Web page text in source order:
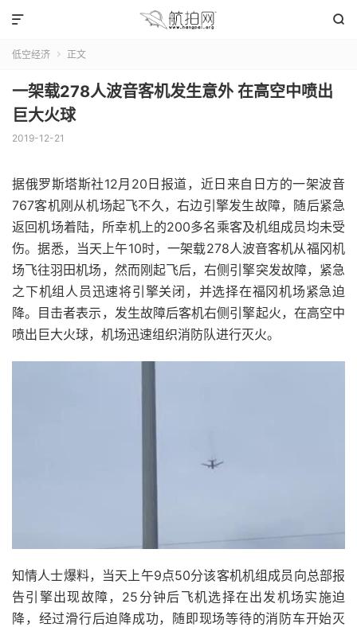


低空经济  正文
一架载278人波音客机发生意外 在高空中喷出
巨大火球
2019-12-21
据俄罗斯塔斯社12月20日报道，近日来自日方的一架波音
767客机刚从机场起飞不久，右边引擎发生故障，随后紧急
返回机场着陆，所幸机上的200多名乘客及机组成员均未受
伤。据悉，当天上午10时，一架载278人波音客机从福冈机
场飞往羽田机场，然而刚起飞后，右侧引擎突发故障，紧急
之下机组人员迅速将引擎关闭，并选择在福冈机场紧急迫
降。目击者表示，发生故障后客机右侧引擎起火，在高空中
喷出巨大火球，机场迅速组织消防队进行灭火。
知情人士爆料，当天上午9点50分该客机机组成员向总部报
告引擎出现故障，25分钟后飞机选择在出发机场实施迫
降，经过滑行后迫降成功，随即现场等待的消防车开始灭